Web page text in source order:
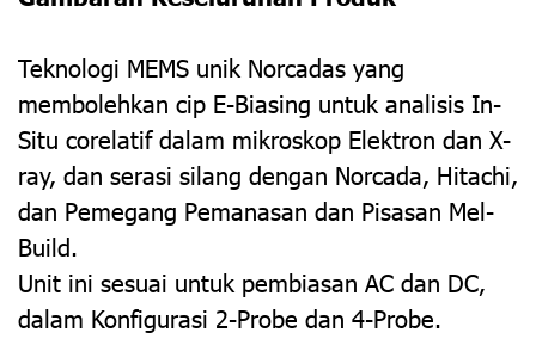
Teknologi MEMS unik Norcadas yang
membolehkan cip E-Biasing untuk analisis In-
Situ corelatif dalam mikroskop Elektron dan X-
ray, dan serasi silang dengan Norcada, Hitachi,
dan Pemegang Pemanasan dan Pisasan Mel-
Build.
Unit ini sesuai untuk pembiasan AC dan DC,
dalam Konfigurasi 2-Probe dan 4-Probe.